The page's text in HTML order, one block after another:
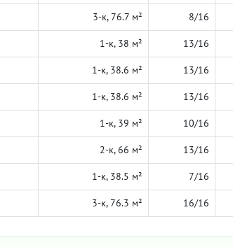
3-к, 76.7 м² 8/16
1-к, 38 м² 13/16
1-к, 38.6 м² 13/16
1-к, 38.6 м² 13/16
1-к, 39 м² 10/16
2-к, 66 м² 13/16
1-к, 38.5 м² 7/16
3-к, 76.3 м² 16/16